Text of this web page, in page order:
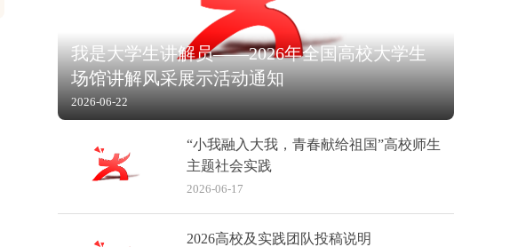
我是大学生讲解员——2026年全国高校大学生
场馆讲解风采展示活动通知
2026-06-22
“小我融入大我，青春献给祖国”高校师生
主题社会实践
2026-06-17
2026高校及实践团队投稿说明